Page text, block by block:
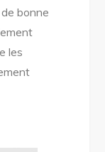
bonne
les